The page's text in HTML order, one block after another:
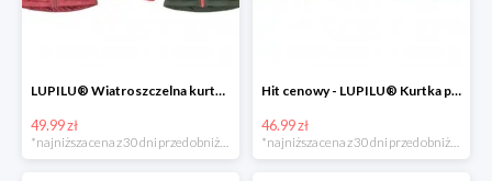
LUPILU® Wiatroszczelna kurtka dziecięca softshell, 1 sztuka
49.99 zł
Hit cenowy - LUPILU® Kurtka przeciwdeszczowa dziewczęca, 1 sztuka
46.99 zł